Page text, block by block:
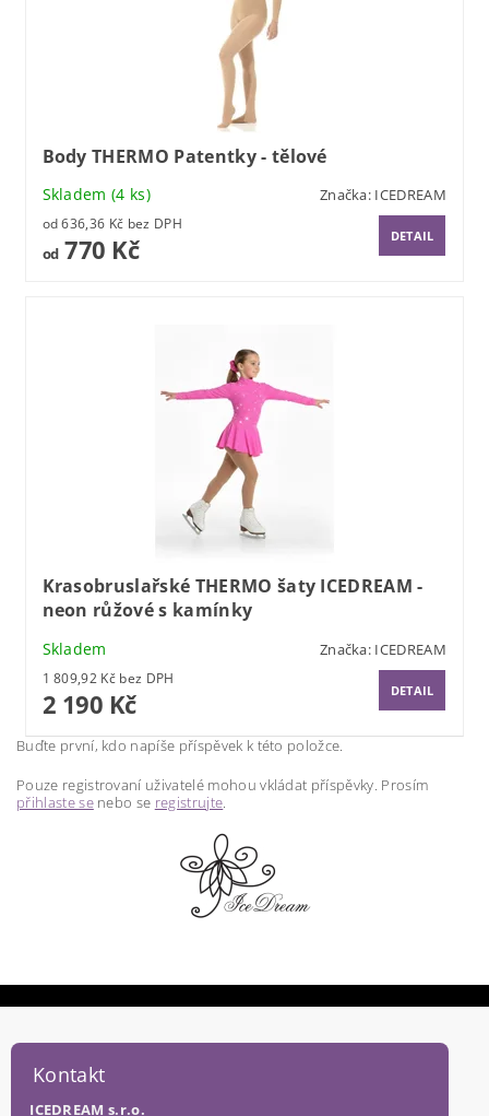
Body THERMO Patentky - tělové
Skladem(4 ks) Značka: ICEDREAM
od 636,36 Kč bez DPH
od770 Kč DETAIL
Krasobruslařské THERMO šaty ICEDREAM -
neon růžové s kamínky
Skladem Značka: ICEDREAM
1 809,92 Kč bez DPH
2 190 Kč DETAIL
Buďte první, kdo napíše příspěvek k této položce.
Pouze registrovaní uživatelé mohou vkládat příspěvky. Prosím
přihlaste senebo se registrujte.
Kontakt
ICEDREAM s.r.o.